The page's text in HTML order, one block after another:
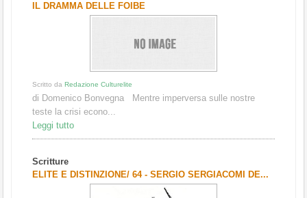
IL DRAMMA DELLE FOIBE
Scritto da Redazione Culturelite
di Domenico Bonvegna Mentre imperversa sulle nostre
teste la crisi econo...
Leggi tutto
Scritture
ELITE E DISTINZIONE/ 64 - SERGIO SERGIACOMI DE...